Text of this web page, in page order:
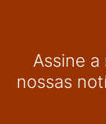
Assine
nossas